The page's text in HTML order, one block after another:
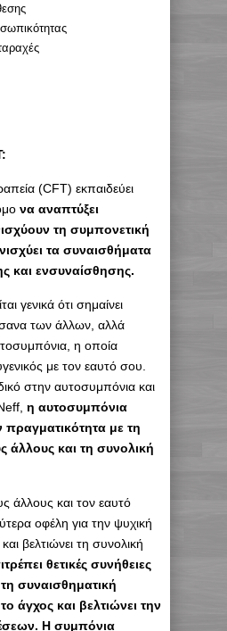
(CFT) εκπαιδεύει
να αναπτύξει
τη συμπονετική
τα συναισθήματα
και ενσυναίσθησης.
γενικά ότι σημαίνει
των άλλων, αλλά
η οποία
με τον εαυτό σου.
στην αυτοσυμπόνια και
η αυτοσυμπόνια
πραγματικότητα με τη
άλλους και τη συνολική
άλλους και τον εαυτό
οφέλη για την ψυχική
βελτιώνει τη συνολική
θετικές συνήθειες
συναισθηματική
άγχος και βελτιώνει την
Η συμπόνια